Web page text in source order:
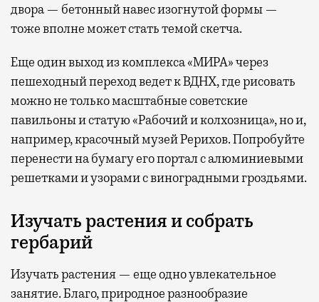
двора — бетонный навес изогнутой формы —
тоже вполне может стать темой скетча.
Еще один выход из комплекса «МИРА» через
пешеходный переход ведет к ВДНХ, где рисовать
можно не только масштабные советские
павильоны и статую «Рабочий и колхозница», но и,
например, красочный музей Рерихов. Попробуйте
перенести на бумагу его портал с алюминиевыми
решетками и узорами с виноградными гроздьями.
Изучать растения и собрать
гербарий
Изучать растения — еще одно увлекательное
занятие. Благо, природное разнообразие